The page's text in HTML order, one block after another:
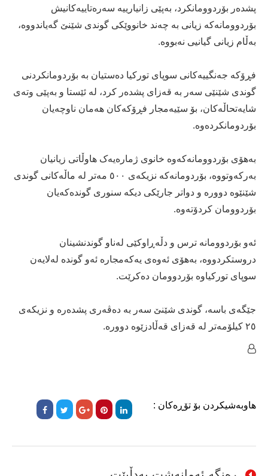
پشدەر بۆردوومانکرد، بەپێی زانیارییە سەرەتاییەکانیش
بۆردوومانەکە زیانی بە چەند خانووێکی گوندی شێنێ گەیاندووە،
بەڵام زیانی گیانیی نەبووە.
فڕۆکە جەنگییەکانی سوپای تورکیا دەستیان بە بۆردومانکردنی
گوندی شێنێی سەر بە قەزای پشدەر کرد، لە ئێستا و بەپێی وتەی
شایەتحاڵەکان، بۆ سێیەمجار فڕۆکەکان هەمان ناوچەیان
بۆردومانکردەوە.
بەهۆی بۆردوومانەکەوە خانوی ژمارەیەک هاوڵاتی زیانیان
بەرکەوتووە، بۆردومانەکە نزیکەی ٥٠٠ مەتر لە ماڵەکانی گوندی
شێنێوە دوورە و دواتر جارێکی دیکە سنوری گوندەکەیان
بۆردوومان کردۆته‌وه‌.
ئەو بۆردوومانە ترس و دڵەڕاوکێی لەناو گوندنشینان
دروستکردووە، بەهۆی ئەوەی یەکەمجارە ئەو گوندە لەلایەن
سوپای تورکیاوە بۆردوومان دەکرێت.
جێگه‌ی باسه‌، گوندی شێنێ سەر بە دەڤەری پشدەرە و نزیکەی
٢٥ کیلۆمەتر لە قەزای قەڵادزێوە دوورە.
هاوبەشیکردن بۆ تۆڕەکان :